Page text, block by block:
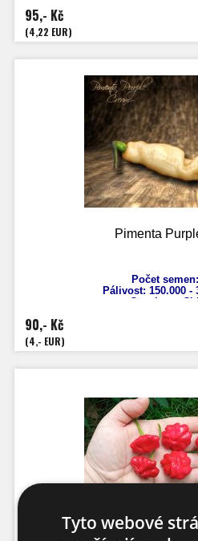
95,- Kč
(4,22 EUR)
Pimenta
Počet
Pálivost: 150.000 -
Capsicum
90,- Kč
(4,- EUR)
Tyto webové